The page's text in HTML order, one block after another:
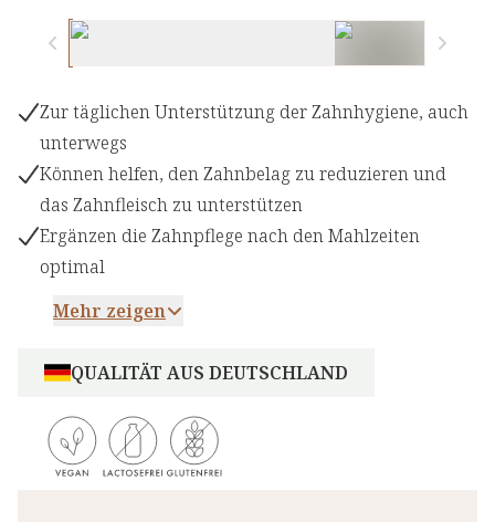
Zur täglichen Unterstützung der Zahnhygiene, auch
unterwegs
Können helfen, den Zahnbelag zu reduzieren und
das Zahnfleisch zu unterstützen
Ergänzen die Zahnpflege nach den Mahlzeiten
optimal
Mehr zeigen
QUALITÄT AUS DEUTSCHLAND